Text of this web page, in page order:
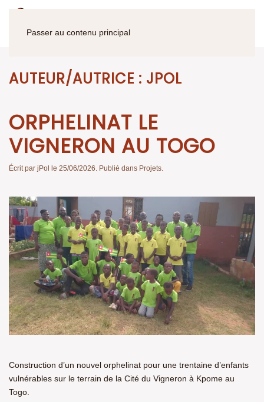
Passer au contenu principal
AUTEUR/AUTRICE : JPOL
ORPHELINAT LE
VIGNERON AU TOGO
Écrit par jPol le 25/06/2026. Publié dans Projets.
Construction d’un nouvel orphelinat pour une trentaine d’enfants
vulnérables sur le terrain de la Cité du Vigneron à Kpome au
Togo.